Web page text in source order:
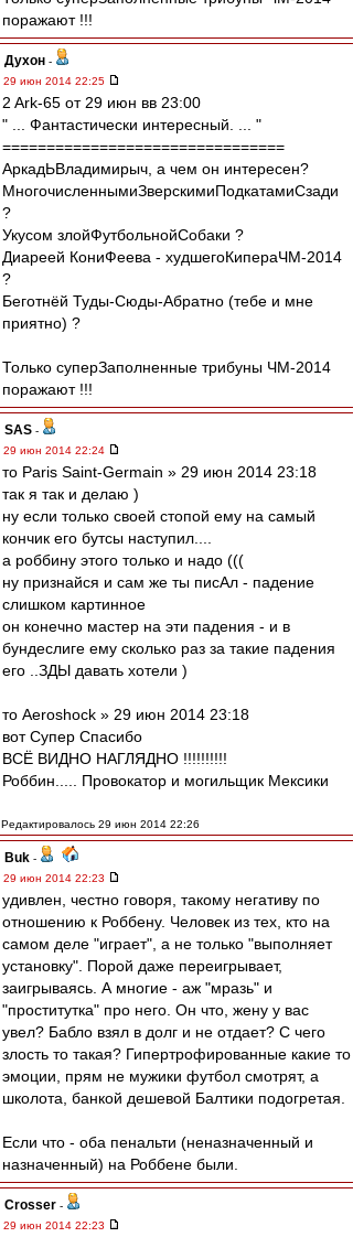
поражают !!!
Духон -
29 июн 2014 22:25
2 Ark-65 от 29 июн вв 23:00
" ... Фантастически интересный. ... "
================================
АркадЬВладимирыч, а чем он интересен?
МногочисленнымиЗверскимиПодкатамиСзади
?
Укусом злойФутбольнойСобаки ?
Диареей КониФеева - худшегоКипераЧМ-2014
?
Беготнёй Туды-Сюды-Абратно (тебе и мне
приятно) ?
Только суперЗаполненные трибуны ЧМ-2014
поражают !!!
SAS -
29 июн 2014 22:24
то Paris Saint-Germain » 29 июн 2014 23:18
так я так и делаю )
ну если только своей стопой ему на самый
кончик его бутсы наступил....
а роббину этого только и надо (((
ну признайся и сам же ты писАл - падение
слишком картинное
он конечно мастер на эти падения - и в
бундеслиге ему сколько раз за такие падения
его ..ЗДЫ давать хотели )
то Aeroshock » 29 июн 2014 23:18
вот Супер Спасибо
ВСЁ ВИДНО НАГЛЯДНО !!!!!!!!!!
Роббин..... Провокатор и могильщик Мексики
Редактировалось 29 июн 2014 22:26
Buk -
29 июн 2014 22:23
удивлен, честно говоря, такому негативу по
отношению к Роббену. Человек из тех, кто на
самом деле "играет", а не только "выполняет
установку". Порой даже переигрывает,
заигрываясь. А многие - аж "мразь" и
"проститутка" про него. Он что, жену у вас
увел? Бабло взял в долг и не отдает? С чего
злость то такая? Гипертрофированные какие то
эмоции, прям не мужики футбол смотрят, а
школота, банкой дешевой Балтики подогретая.
Если что - оба пенальти (неназначенный и
назначенный) на Роббене были.
Crosser -
29 июн 2014 22:23